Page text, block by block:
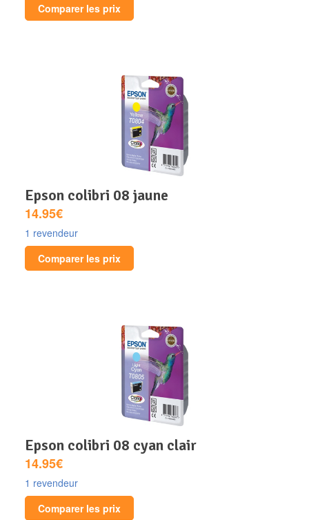
Comparer les prix
epson colibri 08 jaune
14.95€
1 revendeur
Comparer les prix
epson colibri 08 cyan clair
14.95€
1 revendeur
Comparer les prix